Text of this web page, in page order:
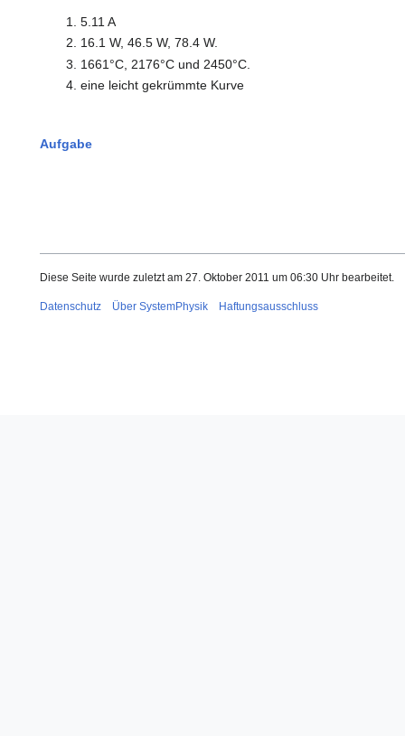
5.11 A
16.1 W, 46.5 W, 78.4 W.
1661°C, 2176°C und 2450°C.
eine leicht gekrümmte Kurve
Aufgabe
Diese Seite wurde zuletzt am 27. Oktober 2011 um 06:30 Uhr bearbeitet.
Datenschutz Über SystemPhysik Haftungsausschluss